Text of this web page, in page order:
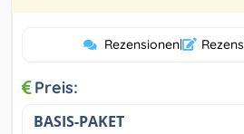
Rezensionen|
Preis:
BASIS-PAKET